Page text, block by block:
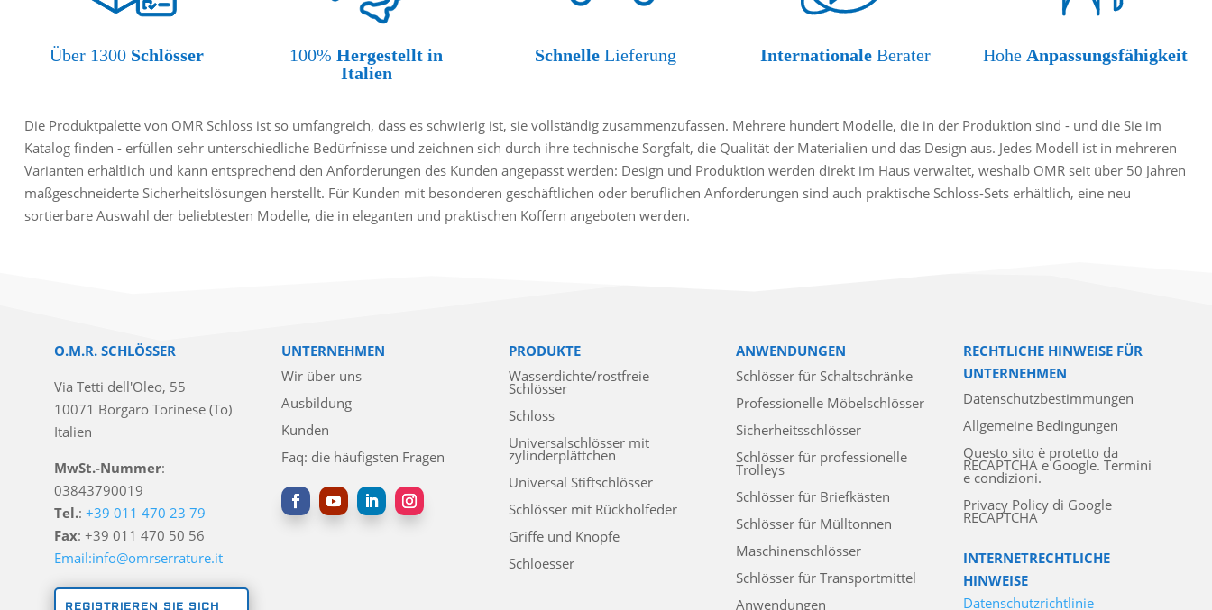
Über 1300 Schlösser 100%Hergestellt in
Italien
Schnelle Lieferung Internationale Berater Hohe Anpassungsfähigkeit
Die Produktpalette von OMR Schloss ist so umfangreich, dass es schwierig ist, sie vollständig zusammenzufassen. Mehrere hundert Modelle, die in der Produktion sind - und die Sie im
Katalog finden - erfüllen sehr unterschiedliche Bedürfnisse und zeichnen sich durch ihre technische Sorgfalt, die Qualität der Materialien und das Design aus. Jedes Modell ist in mehreren
Varianten erhältlich und kann entsprechend den Anforderungen des Kunden angepasst werden: Design und Produktion werden direkt im Haus verwaltet, weshalb OMR seit über 50 Jahren
maßgeschneiderte Sicherheitslösungen herstellt. Für Kunden mit besonderen geschäftlichen oder beruflichen Anforderungen sind auch praktische Schloss-Sets erhältlich, eine neu
sortierbare Auswahl der beliebtesten Modelle, die in eleganten und praktischen Koffern angeboten werden.
O.M.R. SCHLÖSSER
Via Tetti dell'Oleo, 55
10071 Borgaro Torinese (To)
Italien
MwSt.-Nummer:
03843790019
Tel.:+39 011 470 23 79
Fax: +39 011 470 50 56
Email:info@omrserrature.it
REGISTRIEREN SIE SICH
UNTERNEHMEN
Wir über uns
Ausbildung
Kunden
Faq: die häufigsten Fragen
PRODUKTE
Wasserdichte/rostfreie
Schlösser
Schloss
Universalschlösser mit
zylinderplättchen
Universal Stiftschlösser
Schlösser mit Rückholfeder
Griffe und Knöpfe
Schloesser
ANWENDUNGEN
Schlösser für Schaltschränke
Professionelle Möbelschlösser
Sicherheitsschlösser
Schlösser für professionelle
Trolleys
Schlösser für Briefkästen
Schlösser für Mülltonnen
Maschinenschlösser
Schlösser für Transportmittel
Anwendungen
RECHTLICHE HINWEISE FÜR
UNTERNEHMEN
Datenschutzbestimmungen
Allgemeine Bedingungen
Questo sito è protetto da
RECAPTCHA e Google. Termini
e condizioni.
Privacy Policy di Google
RECAPTCHA
INTERNETRECHTLICHE
HINWEISE
Datenschutzrichtlinie